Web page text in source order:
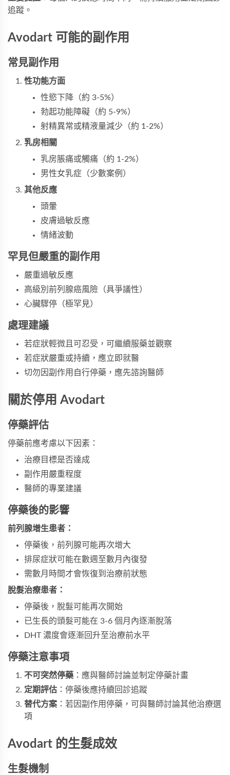
追蹤。
Avodart 可能的副作用
常見副作用
性功能方面
性慾下降（約 3-5%）
勃起功能障礙（約 5-9%）
射精異常或精液量減少（約 1-2%）
乳房相關
乳房脹痛或觸痛（約 1-2%）
男性女乳症（少數案例）
其他反應
頭暈
皮膚過敏反應
情緒波動
罕見但嚴重的副作用
嚴重過敏反應
高級別前列腺癌風險（具爭議性）
心臟驟停（極罕見）
處理建議
若症狀輕微且可忍受，可繼續服藥並觀察
若症狀嚴重或持續，應立即就醫
切勿因副作用自行停藥，應先諮詢醫師
關於停用 Avodart
停藥評估
停藥前應考慮以下因素：
治療目標是否達成
副作用嚴重程度
醫師的專業建議
停藥後的影響
前列腺增生患者：
停藥後，前列腺可能再次增大
排尿症狀可能在數週至數月內復發
需數月時間才會恢復到治療前狀態
脫髮治療患者：
停藥後，脫髮可能再次開始
已生長的頭髮可能在 3-6 個月內逐漸脫落
DHT 濃度會逐漸回升至治療前水平
停藥注意事項
不可突然停藥 ：應與醫師討論並制定停藥計畫
定期評估 ：停藥後應持續回診追蹤
替代方案 ：若因副作用停藥，可與醫師討論其他治療選
項
Avodart 的生髮成效
生髮機制